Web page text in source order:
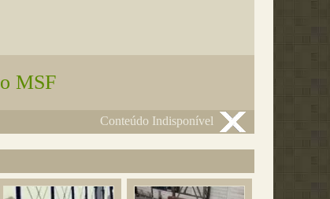
MSF
Conteúdo Indisponível